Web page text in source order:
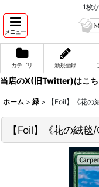
1枚
メニュー
カテゴリ 新規登録
当店のX(旧Twitter)はこ
ホーム > 緑 > 【Foil】《花
【Foil】《花の絨